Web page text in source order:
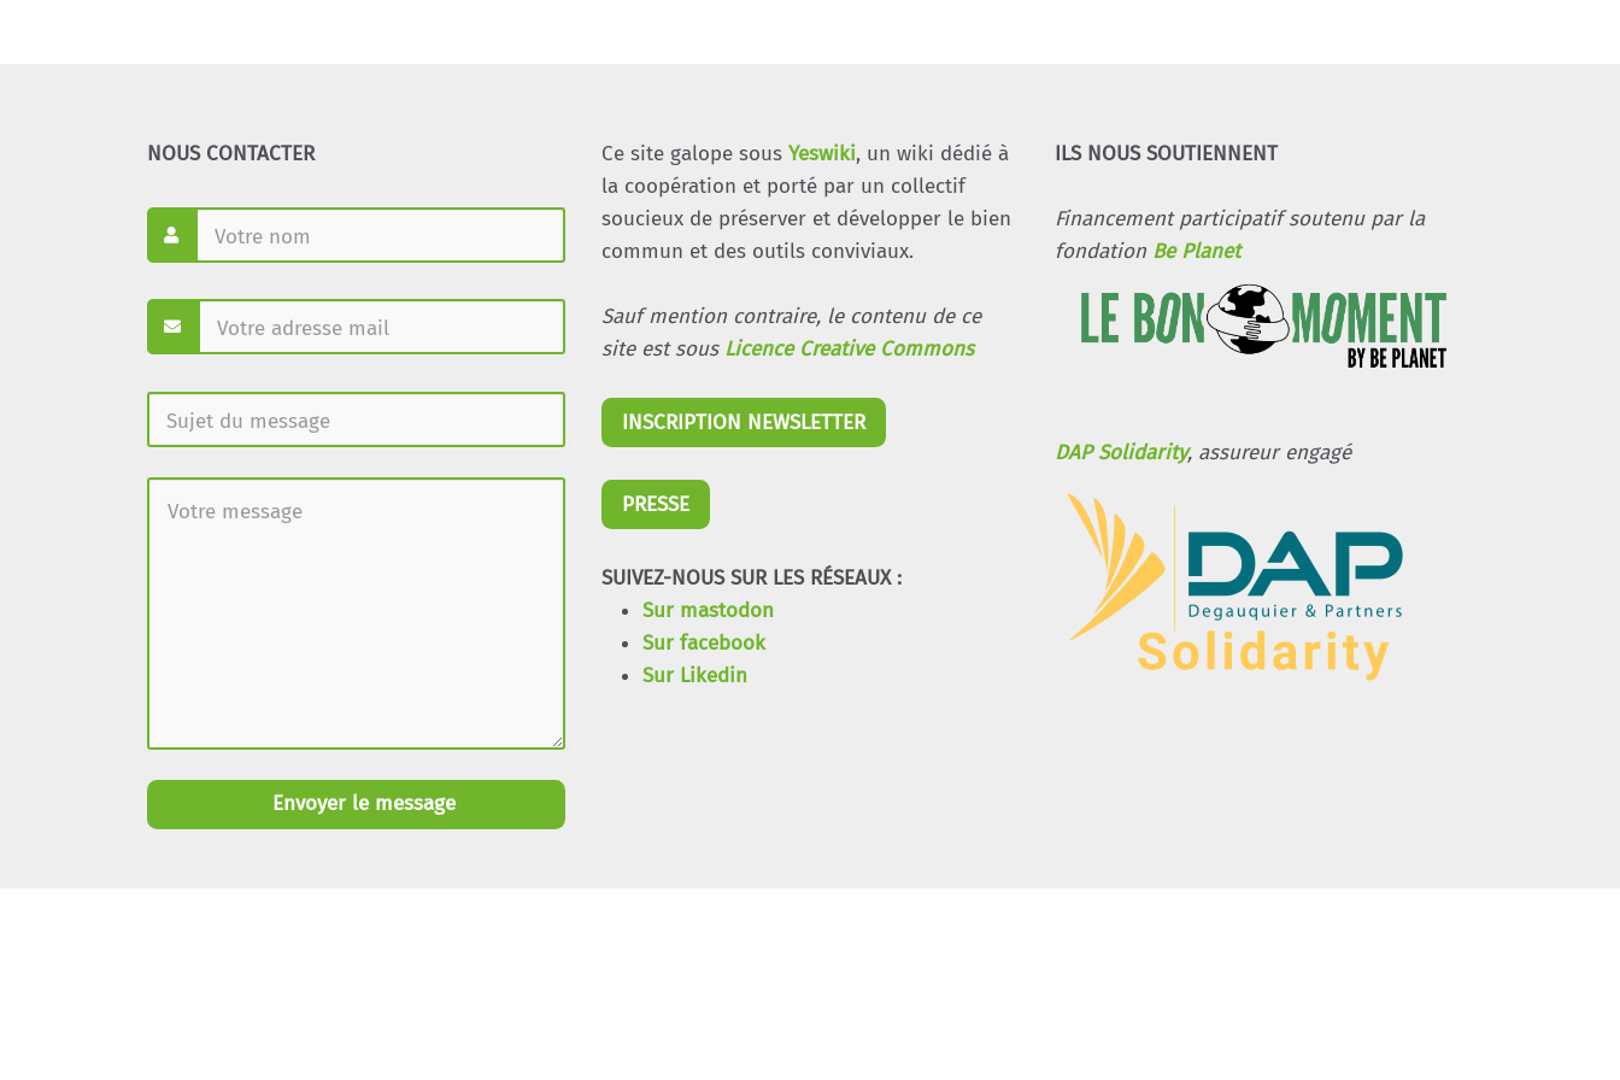
NOUS CONTACTER
Envoyer le message
Ce site galope sous Yeswiki, un wiki dédié à
la coopération et porté par un collectif
soucieux de préserver et développer le bien
commun et des outils conviviaux.
Sauf mention contraire, le contenu de ce
site est sous Licence Creative Commons
INSCRIPTION NEWSLETTER
PRESSE
SUIVEZ-NOUS SUR LES RÉSEAUX :
Sur mastodon
Sur facebook
Sur Likedin
ILS NOUS SOUTIENNENT
Financement participatif soutenu par la
fondation Be Planet
DAP Solidarity, assureur engagé